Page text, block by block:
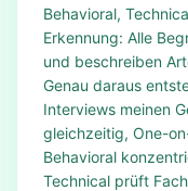
Behavioral,
Erkennung: Alle
und beschreiben
Genau daraus
Interviews meinen
gleichzeitig, One-
Behavioral
Technical prüft